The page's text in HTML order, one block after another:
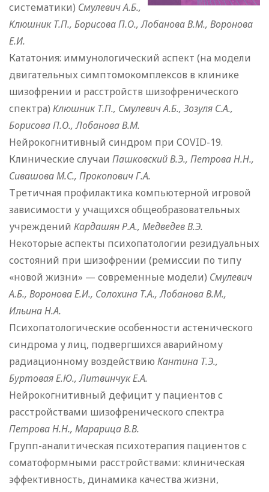
систематики) Смулевич А.Б.,
Клюшник Т.П., Борисова П.О., Лобанова В.М., Воронова
Е.И.
Кататония: иммунологический аспект (на модели
двигательных симптомокомплексов в клинике
шизофрении и расстройств шизофренического
спектра) Клюшник Т.П., Смулевич А.Б., Зозуля С.А.,
Борисова П.О., Лобанова В.М.
Нейрокогнитивный синдром при COVID-19.
Клинические случаи Пашковский В.Э., Петрова Н.Н.,
Сивашова М.С., Прокопович Г.А.
Третичная профилактика компьютерной игровой
зависимости у учащихся общеобразовательных
учреждений Кардашян Р.А., Медведев В.Э.
Некоторые аспекты психопатологии резидуальных
состояний при шизофрении (ремиссии по типу
«новой жизни» — современные модели) Смулевич
А.Б., Воронова Е.И., Солохина Т.А., Лобанова В.М.,
Ильина Н.А.
Психопатологические особенности астенического
синдрома у лиц, подвергшихся аварийному
радиационному воздействию Кантина Т.Э.,
Буртовая Е.Ю., Литвинчук Е.А.
Нейрокогнитивный дефицит у пациентов с
расстройствами шизофренического спектра
Петрова Н.Н., Марарица В.В.
Групп-аналитическая психотерапия пациентов с
соматоформными расстройствами: клиническая
эффективность, динамика качества жизни,